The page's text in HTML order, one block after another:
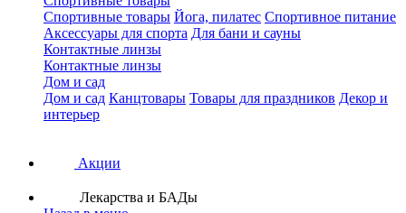
Спортивные товары Йога, пилатес Спортивное питание
Аксессуары для спорта Для бани и сауны
Контактные линзы
Контактные линзы
Дом и сад
Дом и сад Канцтовары Товары для праздников Декор и
интерьер
Акции
Лекарства и БАДы